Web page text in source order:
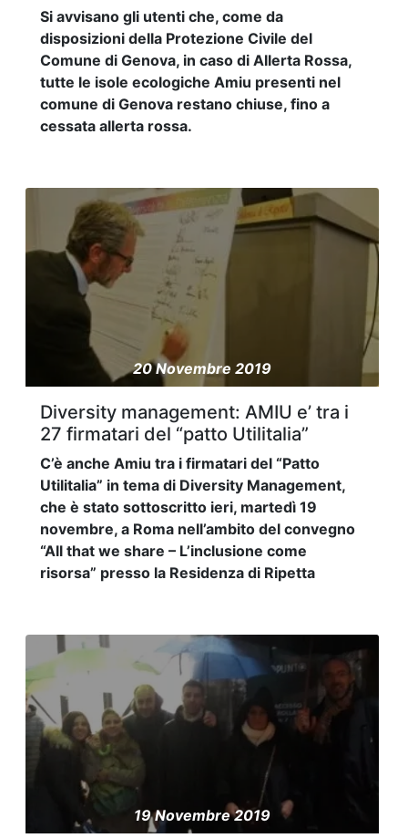
Si avvisano gli utenti che, come da
disposizioni della Protezione Civile del
Comune di Genova, in caso di Allerta Rossa,
tutte le isole ecologiche Amiu presenti nel
comune di Genova restano chiuse, fino a
cessata allerta rossa.
20 Novembre 2019
Diversity management: AMIU e’ tra i
27 firmatari del “patto Utilitalia”
C’è anche Amiu tra i firmatari del “Patto
Utilitalia” in tema di Diversity Management,
che è stato sottoscritto ieri, martedì 19
novembre, a Roma nell’ambito del convegno
“All that we share – L’inclusione come
risorsa” presso la Residenza di Ripetta
19 Novembre 2019